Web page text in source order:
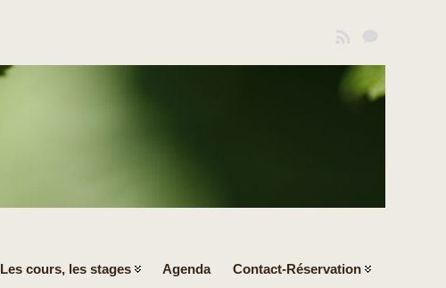
Les cours, les stages Agenda Contact-Réservation